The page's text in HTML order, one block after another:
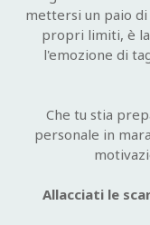
mettersi un paio di
propri limiti, è la
l'emozione di
Che tu stia
personale in
Allacciati le